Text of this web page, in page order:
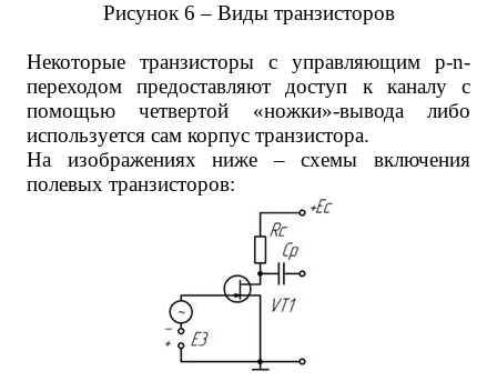
Рисунок 6 – Виды транзисторов
Некоторые транзисторы с управляющим p-n-
переходом предоставляют доступ к каналу с
помощью четвертой «ножки»-вывода либо
используется сам корпус транзистора.
На изображениях ниже – схемы включения
полевых транзисторов: